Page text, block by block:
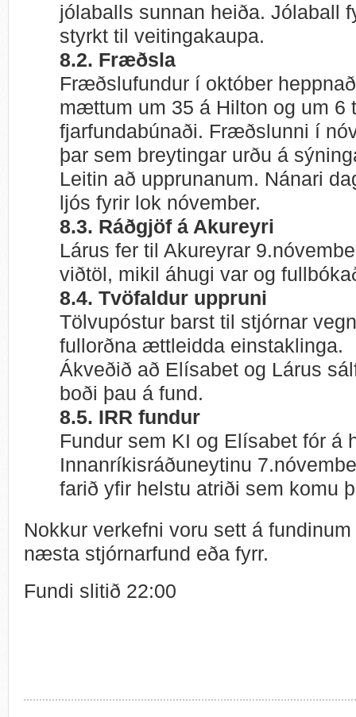
jólaballs sunnan heiða. Jólaball
styrkt til veitingakaupa.
8.2. Fræðsla
Fræðslufundur í október
mættum um 35 á Hilton og um 6
fjarfundabúnaði. Fræðslunni í
þar sem breytingar urðu á
Leitin að upprunanum. Nánari
ljós fyrir lok nóvember.
8.3. Ráðgjöf á Akureyri
Lárus fer til Akureyrar
viðtöl, mikil áhugi var og
8.4. Tvöfaldur uppruni
Tölvupóstur barst til stjórnar
fullorðna ættleidda einstaklinga.
Ákveðið að Elísabet og Lárus
boði þau á fund.
8.5. IRR fundur
Fundur sem KI og Elísabet fór á
Innanríkisráðuneytinu
farið yfir helstu atriði sem komu
Nokkur verkefni voru sett á
næsta stjórnarfund eða fyrr.
Fundi slitið 22:00